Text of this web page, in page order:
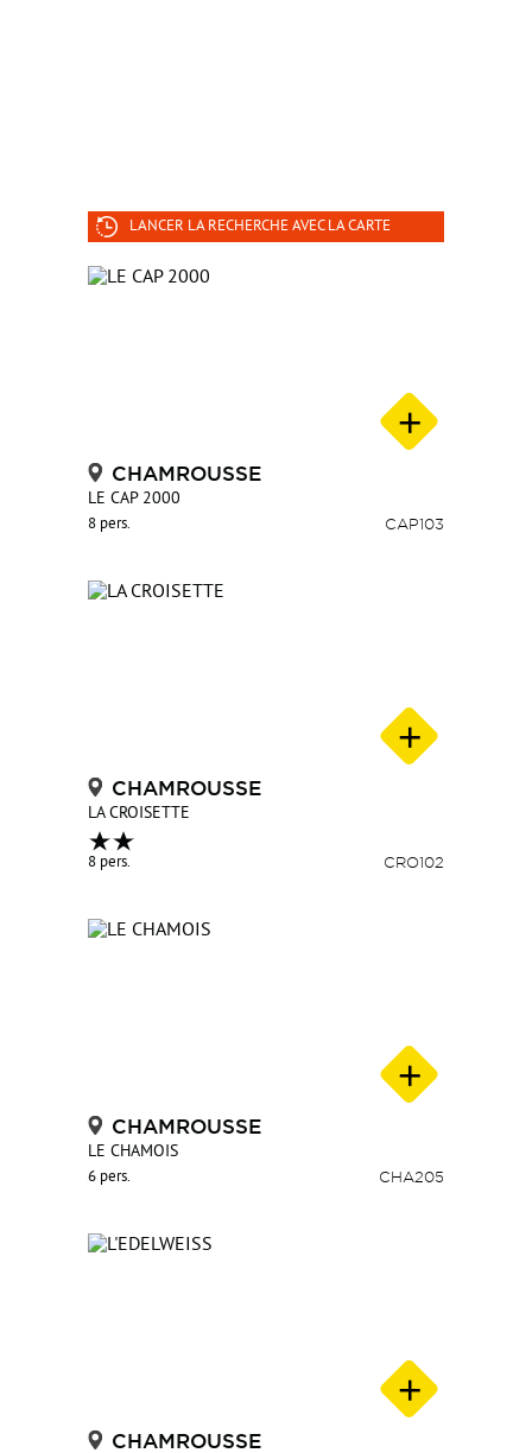
LANCER LA RECHERCHE AVEC LA CARTE
CHAMROUSSE
LE CAP 2000
8 pers. CAP103
CHAMROUSSE
LA CROISETTE
8 pers. CRO102
CHAMROUSSE
LE CHAMOIS
6 pers. CHA205
CHAMROUSSE